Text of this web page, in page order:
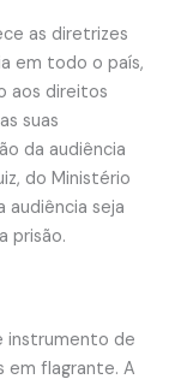
as diretrizes
em todo o país,
aos direitos
suas
da audiência
do Ministério
audiência seja
prisão.
instrumento de
em flagrante. A